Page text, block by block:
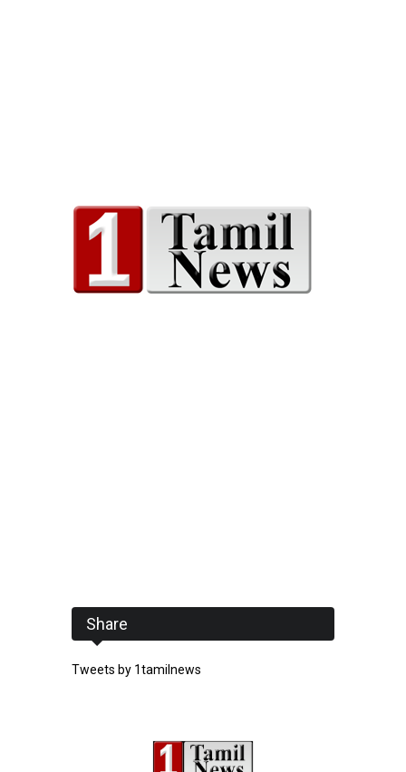
Share
Tweets by 1tamilnews